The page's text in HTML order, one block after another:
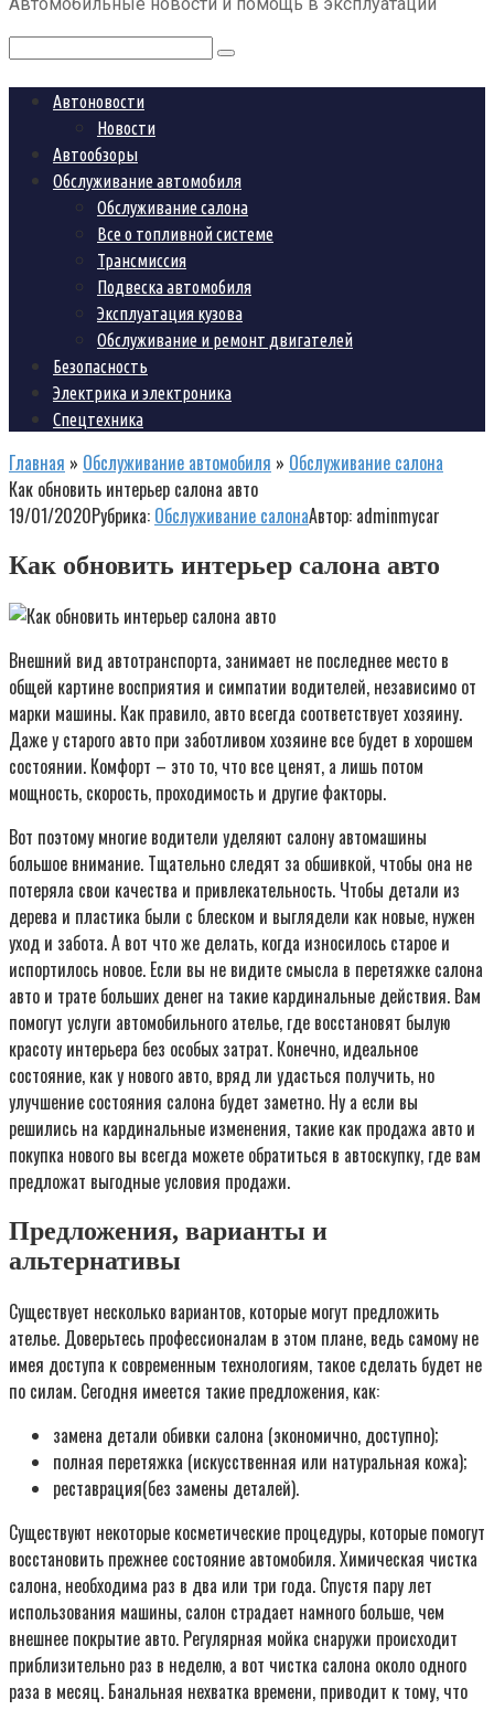
Поиск:
Автоновости
Новости
Автообзоры
Обслуживание автомобиля
Обслуживание салона
Все о топливной системе
Трансмиссия
Подвеска автомобиля
Эксплуатация кузова
Обслуживание и ремонт двигателей
Безопасность
Электрика и электроника
Спецтехника
Главная » Обслуживание автомобиля » Обслуживание салона
Как обновить интерьер салона авто
19/01/2020Рубрика: Обслуживание салонаАвтор: adminmycar
Как обновить интерьер салона авто
Внешний вид автотранспорта, занимает не последнее место в
общей картине восприятия и симпатии водителей, независимо от
марки машины. Как правило, авто всегда соответствует хозяину.
Даже у старого авто при заботливом хозяине все будет в хорошем
состоянии. Комфорт – это то, что все ценят, а лишь потом
мощность, скорость, проходимость и другие факторы.
Вот поэтому многие водители уделяют салону автомашины
большое внимание. Тщательно следят за обшивкой, чтобы она не
потеряла свои качества и привлекательность. Чтобы детали из
дерева и пластика были с блеском и выглядели как новые, нужен
уход и забота. А вот что же делать, когда износилось старое и
испортилось новое. Если вы не видите смысла в перетяжке салона
авто и трате больших денег на такие кардинальные действия. Вам
помогут услуги автомобильного ателье, где восстановят былую
красоту интерьера без особых затрат. Конечно, идеальное
состояние, как у нового авто, вряд ли удасться получить, но
улучшение состояния салона будет заметно. Ну а если вы
решились на кардинальные изменения, такие как продажа авто и
покупка нового вы всегда можете обратиться в автоскупку, где вам
предложат выгодные условия продажи.
Предложения, варианты и
альтернативы
Существует несколько вариантов, которые могут предложить
ателье. Доверьтесь профессионалам в этом плане, ведь самому не
имея доступа к современным технологиям, такое сделать будет не
по силам. Сегодня имеется такие предложения, как:
замена детали обивки салона (экономично, доступно);
полная перетяжка (искусственная или натуральная кожа);
реставрация(без замены деталей).
Существуют некоторые косметические процедуры, которые помогут
восстановить прежнее состояние автомобиля. Химическая чистка
салона, необходима раз в два или три года. Спустя пару лет
использования машины, салон страдает намного больше, чем
внешнее покрытие авто. Регулярная мойка снаружи происходит
приблизительно раз в неделю, а вот чистка салона около одного
раза в месяц. Банальная нехватка времени, приводит к тому, что